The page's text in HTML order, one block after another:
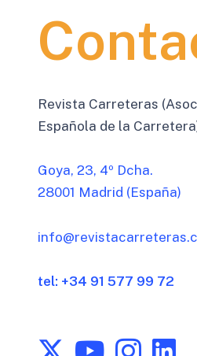
Revista Carreteras
Española de la
Goya, 23, 4º Dcha.
28001 Madrid (España)
tel: +34 91 577 99 72